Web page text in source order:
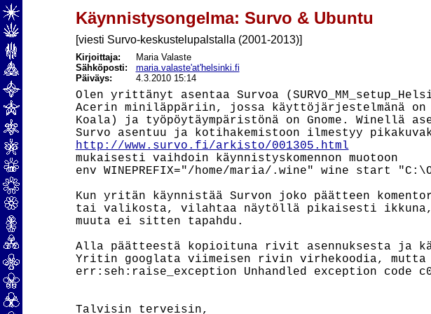
Käynnistysongelma: Survo & Ubuntu
[viesti Survo-keskustelupalstalla (2001-2013)]
Kirjoittaja:
Maria Valaste
Sähköposti: maria.valaste'at'helsinki.fi
Päiväys:
4.3.2010 15:14
Olen yrittänyt asentaa Survoa
Acerin miniläppäriin, jossa käyttöjärjestelmänä on
Koala) ja työpöytäympäristönä on Gnome. Winellä
http://www.survo.fi/arkisto/001305.html
mukaisesti vaihdoin käynnistyskomennon muotoon
env WINEPREFIX="/home/maria/.wine" wine start
Kun yritän käynnistää Survon joko päätteen
tai valikosta, vilahtaa näytöllä pikaisesti
muuta ei sitten tapahdu.
Alla päätteestä kopioituna rivit asennuksesta ja
Yritin googlata viimeisen rivin virhekoodia,
err:seh:raise_exception Unhandled exception code
Talvisin terveisin,